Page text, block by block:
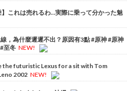
】これは売れるわ…実際に乗って分かった魅
，為什麼遲遲不出？原因有3點 #原神 #原神
至冬 NEW!
the futuristic Lexus for a sit with Tom
2002 NEW!